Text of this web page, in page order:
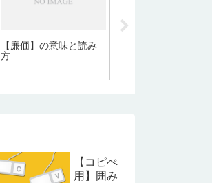
【廉価】の意味と読み
方
【コピぺ
用】囲み